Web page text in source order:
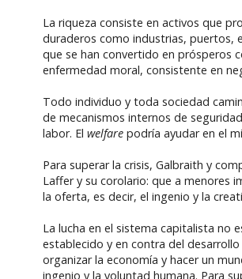
La riqueza consiste en activos que
duraderos como industrias, puertos,
que se han convertido en prósperos
enfermedad moral, consistente en
Todo individuo y toda sociedad
de mecanismos internos de
labor. El welfarepodría ayudar en el
Para superar la crisis, Galbraith y
Laffer y su corolario: que a menores
la oferta, es decir, el ingenio y la
La lucha en el sistema capitalista no
establecido y en contra del
organizar la economía y hacer un
ingenio y la voluntad humana. Para